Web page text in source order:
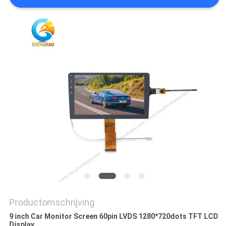
Productomschrijving
9 inch Car Monitor Screen 60pin LVDS 1280*720dots TFT LCD